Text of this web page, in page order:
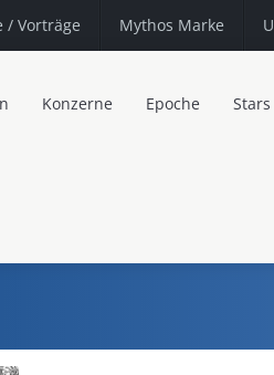
/ Vorträge Mythos Marke
Konzerne Epoche Stars